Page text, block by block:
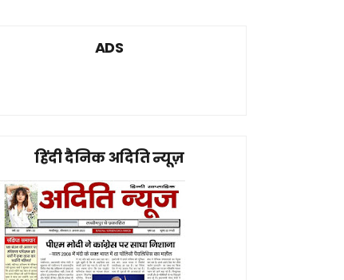
ADS
हिंदी दैनिक अदिति न्यूज़